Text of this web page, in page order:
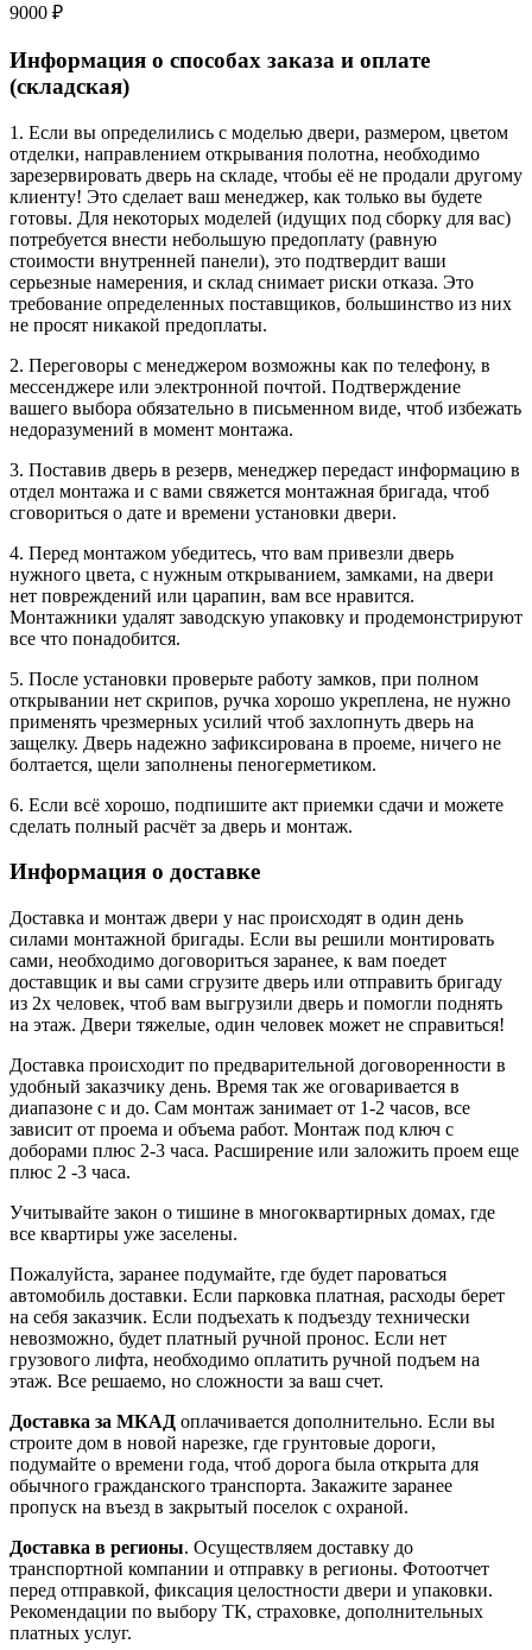
9000 ₽
Информация о способах заказа и оплате
(складская)
1. Если вы определились с моделью двери, размером, цветом
отделки, направлением открывания полотна, необходимо
зарезервировать дверь на складе, чтобы её не продали другому
клиенту! Это сделает ваш менеджер, как только вы будете
готовы. Для некоторых моделей (идущих под сборку для вас)
потребуется внести небольшую предоплату (равную
стоимости внутренней панели), это подтвердит ваши
серьезные намерения, и склад снимает риски отказа. Это
требование определенных поставщиков, большинство из них
не просят никакой предоплаты.
2. Переговоры с менеджером возможны как по телефону, в
мессенджере или электронной почтой. Подтверждение
вашего выбора обязательно в письменном виде, чтоб избежать
недоразумений в момент монтажа.
3. Поставив дверь в резерв, менеджер передаст информацию в
отдел монтажа и с вами свяжется монтажная бригада, чтоб
сговориться о дате и времени установки двери.
4. Перед монтажом убедитесь, что вам привезли дверь
нужного цвета, с нужным открыванием, замками, на двери
нет повреждений или царапин, вам все нравится.
Монтажники удалят заводскую упаковку и продемонстрируют
все что понадобится.
5. После установки проверьте работу замков, при полном
открывании нет скрипов, ручка хорошо укреплена, не нужно
применять чрезмерных усилий чтоб захлопнуть дверь на
защелку. Дверь надежно зафиксирована в проеме, ничего не
болтается, щели заполнены пеногерметиком.
6. Если всё хорошо, подпишите акт приемки сдачи и можете
сделать полный расчёт за дверь и монтаж.
Информация о доставке
Доставка и монтаж двери у нас происходят в один день
силами монтажной бригады. Если вы решили монтировать
сами, необходимо договориться заранее, к вам поедет
доставщик и вы сами сгрузите дверь или отправить бригаду
из 2х человек, чтоб вам выгрузили дверь и помогли поднять
на этаж. Двери тяжелые, один человек может не справиться!
Доставка происходит по предварительной договоренности в
удобный заказчику день. Время так же оговаривается в
диапазоне с и до. Сам монтаж занимает от 1-2 часов, все
зависит от проема и объема работ. Монтаж под ключ с
доборами плюс 2-3 часа. Расширение или заложить проем еще
плюс 2 -3 часа.
Учитывайте закон о тишине в многоквартирных домах, где
все квартиры уже заселены.
Пожалуйста, заранее подумайте, где будет пароваться
автомобиль доставки. Если парковка платная, расходы берет
на себя заказчик. Если подъехать к подъезду технически
невозможно, будет платный ручной пронос. Если нет
грузового лифта, необходимо оплатить ручной подъем на
этаж. Все решаемо, но сложности за ваш счет.
Доставка за МКАД оплачивается дополнительно. Если вы
строите дом в новой нарезке, где грунтовые дороги,
подумайте о времени года, чтоб дорога была открыта для
обычного гражданского транспорта. Закажите заранее
пропуск на въезд в закрытый поселок с охраной.
Доставка в регионы. Осуществляем доставку до
транспортной компании и отправку в регионы. Фотоотчет
перед отправкой, фиксация целостности двери и упаковки.
Рекомендации по выбору ТК, страховке, дополнительных
платных услуг.